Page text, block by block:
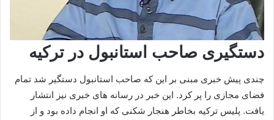
دستگیری صاحب استانبول در ترکیه
چندی پیش خبری مبنی بر این که صاحب استانبول دستگیر شد تمام
فضای مجازی را پر کرد. این خبر در رسانه های خبری نیز انتشار
یافت. پلیس ترکیه بخاطر هنجار شکنی که او انجام داده بود و از